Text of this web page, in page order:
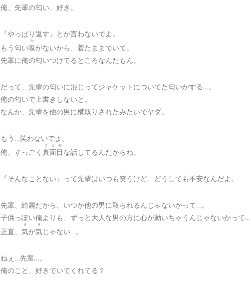
俺、先輩の匂い、好き。
『やっぱり返す』とか言わないでよ。
もう匂い嗅
か
がないから、着たままでいて。
先輩に俺の匂いつけてるところなんだもん。
だって、先輩の匂いに混じってジャケットについてた匂いがする…。
俺の匂いで上書きしないと。
なんか、先輩を他の男に横取りされたみたいでヤダ。
もう…笑わないでよ。
俺、すっごく 真面目
まじめ
な話してるんだからね。
『そんなことない』って先輩はいつも笑うけど、どうしても不安なんだよ。
先輩、綺麗だから、いつか他の男に取られるんじゃないかって…。
子供っぽい俺よりも、ずっと大人な男の方に心が動いちゃうんじゃないかって
正直、 気
き
が気
き
じゃない…。
ねぇ…先輩…。
俺のこと、好きでいてくれてる？